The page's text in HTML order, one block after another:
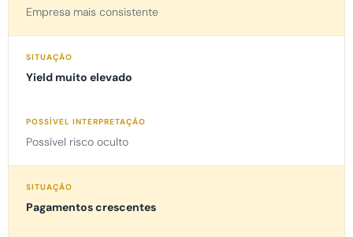
Empresa mais consistente
Yield muito elevado
Possível risco oculto
Pagamentos crescentes